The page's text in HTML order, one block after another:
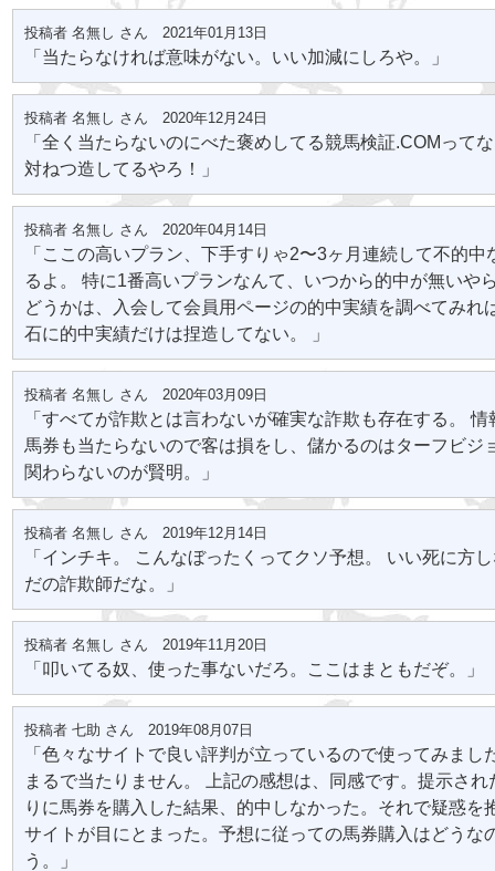
投稿者 名無し さん 2021年01月13日
「当たらなければ意味がない。いい加減にしろや。」
投稿者 名無し さん 2020年12月24日
「全く当たらないのにべた褒めしてる競馬検証.COMって
対ねつ造してるやろ！」
投稿者 名無し さん 2020年04月14日
「ここの高いプラン、下手すりゃ2〜3ヶ月連続して不的中
るよ。 特に1番高いプランなんて、いつから的中が無いや
どうかは、入会して会員用ページの的中実績を調べてみれ
石に的中実績だけは捏造してない。 」
投稿者 名無し さん 2020年03月09日
「すべてが詐欺とは言わないが確実な詐欺も存在する。 情
馬券も当たらないので客は損をし、儲かるのはターフビジ
関わらないのが賢明。」
投稿者 名無し さん 2019年12月14日
「インチキ。 こんなぼったくってクソ予想。 いい死に方
だの詐欺師だな。」
投稿者 名無し さん 2019年11月20日
「叩いてる奴、使った事ないだろ。ここはまともだぞ。」
投稿者 七助 さん 2019年08月07日
「色々なサイトで良い評判が立っているので使ってみまし
まるで当たりません。 上記の感想は、同感です。提示され
りに馬券を購入した結果、的中しなかった。それで疑惑を
サイトが目にとまった。予想に従っての馬券購入はどうな
う。」